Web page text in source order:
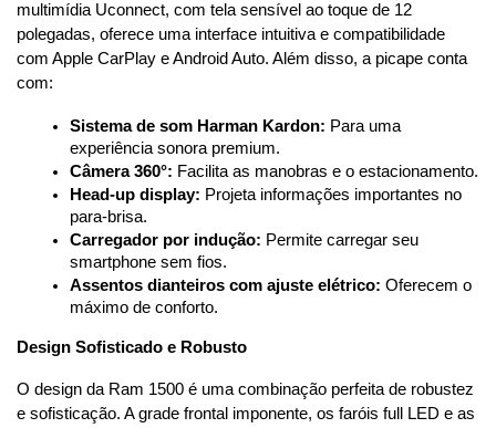
multimídia Uconnect, com tela sensível ao toque de 12
polegadas, oferece uma interface intuitiva e compatibilidade
com Apple CarPlay e Android Auto. Além disso, a picape conta
com:
Sistema de som Harman Kardon: Para uma
experiência sonora premium.
Câmera 360°: Facilita as manobras e o estacionamento.
Head-up display: Projeta informações importantes no
para-brisa.
Carregador por indução: Permite carregar seu
smartphone sem fios.
Assentos dianteiros com ajuste elétrico: Oferecem o
máximo de conforto.
Design Sofisticado e Robusto
O design da Ram 1500 é uma combinação perfeita de robustez
e sofisticação. A grade frontal imponente, os faróis full LED e as